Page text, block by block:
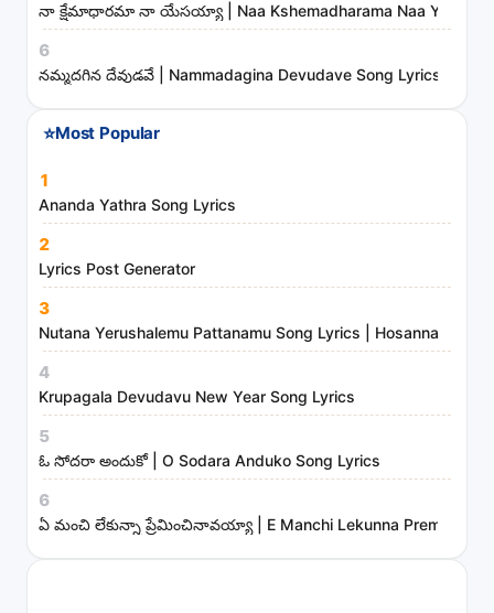
t
s
d
m
i
s
t
r
i
e
s
నా క్షేమాధారమా నా యేసయ్యా | Naa Kshemadharama Naa Yesayya
6
నమ్మదగిన దేవుడవే | Nammadagina Devudave Song Lyrics
⭐Most Popular
1
Ananda Yathra Song Lyrics
2
Lyrics Post Generator
3
Nutana Yerushalemu Pattanamu Song Lyrics | Hosanna
4
Krupagala Devudavu New Year Song Lyrics
5
ఓ సోదరా అందుకో | O Sodara Anduko Song Lyrics
6
ఏ మంచి లేకున్నా ప్రేమించినావయ్యా | E Manchi Lekunna